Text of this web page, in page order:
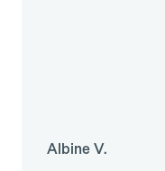
Albine V.